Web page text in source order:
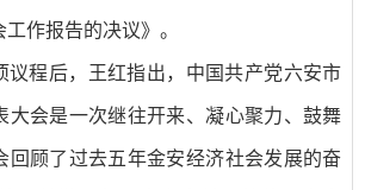
作报告的决议》。
议程后，王红指出，中国共产党六安市
大会是一次继往开来、凝心聚力、鼓舞
回顾了过去五年金安经济社会发展的奋